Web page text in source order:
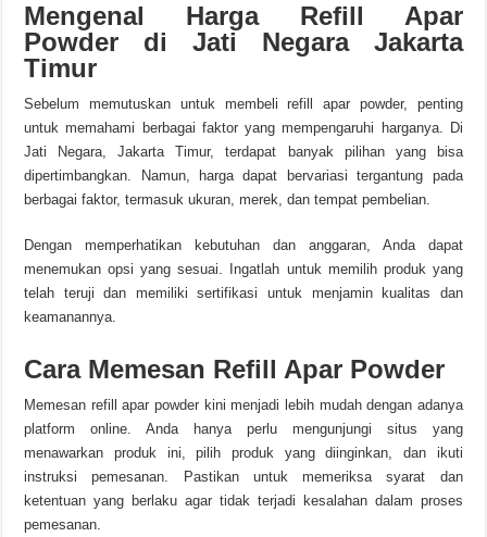
Mengenal Harga Refill Apar
Powder di Jati Negara Jakarta
Timur
Sebelum memutuskan untuk membeli refill apar powder, penting
untuk memahami berbagai faktor yang mempengaruhi harganya. Di
Jati Negara, Jakarta Timur, terdapat banyak pilihan yang bisa
dipertimbangkan. Namun, harga dapat bervariasi tergantung pada
berbagai faktor, termasuk ukuran, merek, dan tempat pembelian.
Dengan memperhatikan kebutuhan dan anggaran, Anda dapat
menemukan opsi yang sesuai. Ingatlah untuk memilih produk yang
telah teruji dan memiliki sertifikasi untuk menjamin kualitas dan
keamanannya.
Cara Memesan Refill Apar Powder
Memesan refill apar powder kini menjadi lebih mudah dengan adanya
platform online. Anda hanya perlu mengunjungi situs yang
menawarkan produk ini, pilih produk yang diinginkan, dan ikuti
instruksi pemesanan. Pastikan untuk memeriksa syarat dan
ketentuan yang berlaku agar tidak terjadi kesalahan dalam proses
pemesanan.